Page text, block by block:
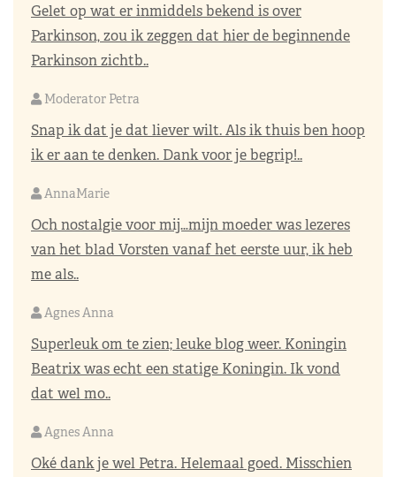
Gelet op wat er inmiddels bekend is over
Parkinson, zou ik zeggen dat hier de beginnende
Parkinson zichtb..
Moderator Petra
Snap ik dat je dat liever wilt. Als ik thuis ben hoop
ik er aan te denken. Dank voor je begrip!..
AnnaMarie
Och nostalgie voor mij…mijn moeder was lezeres
van het blad Vorsten vanaf het eerste uur, ik heb
me als..
Agnes Anna
Superleuk om te zien; leuke blog weer. Koningin
Beatrix was echt een statige Koningin. Ik vond
dat wel mo..
Agnes Anna
Oké dank je wel Petra. Helemaal goed. Misschien